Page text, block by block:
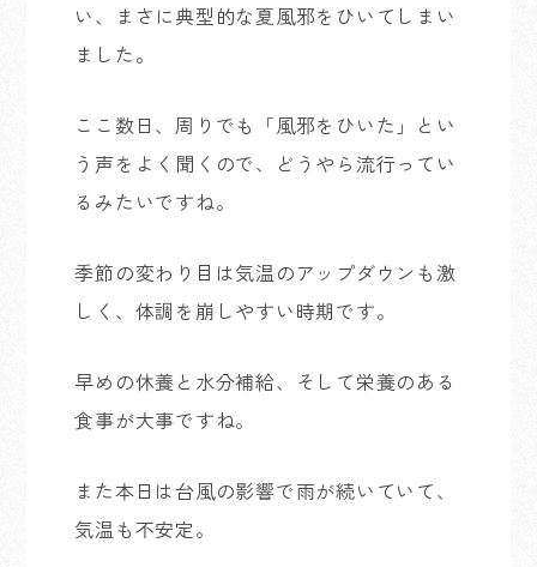
い、まさに典型的な夏風邪をひいてしまい
ました。
ここ数日、周りでも「風邪をひいた」とい
う声をよく聞くので、どうやら流行ってい
るみたいですね。
季節の変わり目は気温のアップダウンも激
しく、体調を崩しやすい時期です。
早めの休養と水分補給、そして栄養のある
食事が大事ですね。
また本日は台風の影響で雨が続いていて、
気温も不安定。